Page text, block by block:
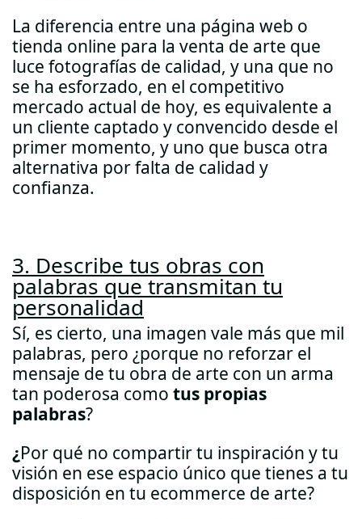
La diferencia entre una página web o
tienda online para la venta de arte que
luce fotografías de calidad, y una que no
se ha esforzado, en el competitivo
mercado actual de hoy, es equivalente a
un cliente captado y convencido desde el
primer momento, y uno que busca otra
alternativa por falta de calidad y
confianza.
3. Describe tus obras con
palabras que transmitan tu
personalidad
Sí, es cierto, una imagen vale más que mil
palabras, pero ¿porque no reforzar el
mensaje de tu obra de arte con un arma
tan poderosa como tus propias
palabras?
¿Por qué no compartir tu inspiración y tu
visión en ese espacio único que tienes a tu
disposición en tu ecommerce de arte?